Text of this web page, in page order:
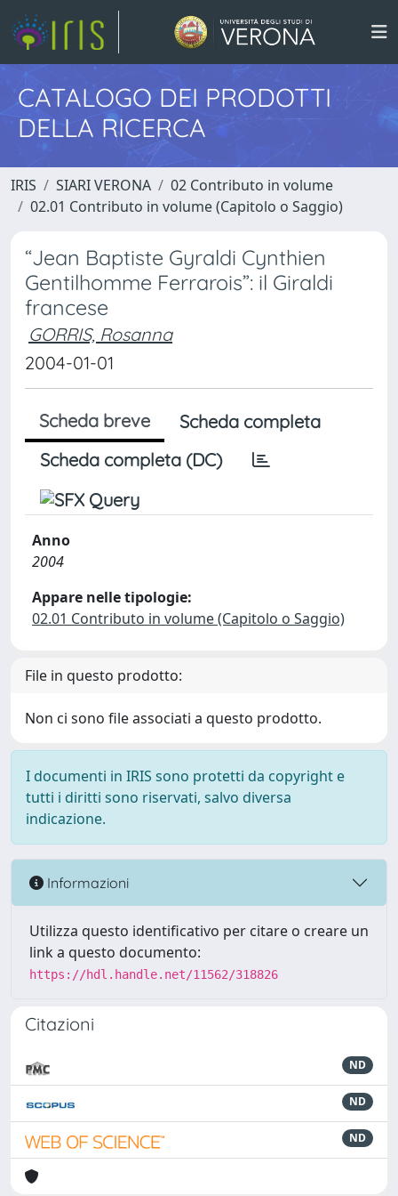
CATALOGO DEI PRODOTTI
DELLA RICERCA
IRIS SIARI VERONA
02 Contributo in volume
02.01 Contributo in volume (Capitolo o Saggio)
“Jean Baptiste Gyraldi Cynthien
Gentilhomme Ferrarois”: il Giraldi
francese
GORRIS, Rosanna
2004-01-01
Scheda breve
Scheda completa
Scheda completa (DC)
Anno
2004
Appare nelle tipologie:
02.01 Contributo in volume (Capitolo o Saggio)
File in questo prodotto:
Non ci sono file associati a questo prodotto.
I documenti in IRIS sono protetti da copyright e
tutti i diritti sono riservati, salvo diversa
indicazione.
Informazioni
Utilizza questo identificativo per citare o creare un
link a questo documento:
https://hdl.handle.net/11562/318826
Citazioni
ND
ND
ND